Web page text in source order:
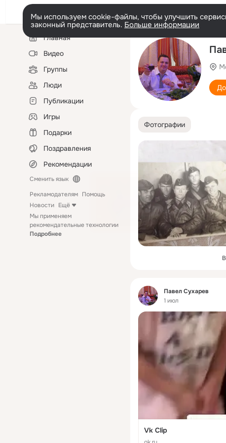
Мы используем cookie-файлы, чтобы улучшить
законный представитель. Больше информации
Левая
колонкаГлавная
Видео
Группы
Люди
Публикации
Игры
Подарки
Поздравления
Рекомендации
Сменить язык
Рекламодателям Помощь
Новости Ещё
Мы применяем
рекомендательные технологии
Подробнее
Фотографии
Фид
Павел Сухарев
1 июл
Vk Clip